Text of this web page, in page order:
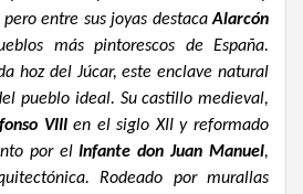
entre sus joyas destacaAlarcón
más pintorescos de España.
hoz del Júcar, este enclave natural
pueblo ideal. Su castillo medieval,
VIIIen el siglo XII y reformado
por elInfante don Juan Manuel,
Rodeado por murallas